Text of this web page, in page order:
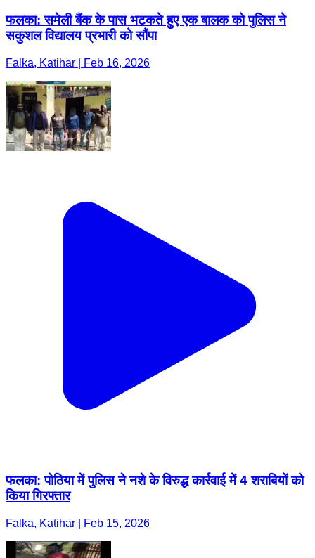
फलका: समेली बैंक के पास भटकते हुए एक बालक को पुलिस ने
सकुशल विद्यालय प्रभारी को सौंपा
Falka, Katihar | Feb 16, 2026
फलका: पोठिया में पुलिस ने नशे के विरुद्ध कार्रवाई में 4 शराबियों को
किया गिरफ्तार
Falka, Katihar | Feb 15, 2026